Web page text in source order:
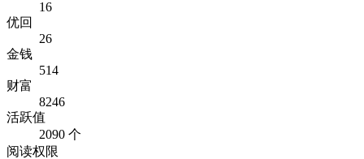
16
优回
26
金钱
514
财富
8246
活跃值
2090 个
阅读权限